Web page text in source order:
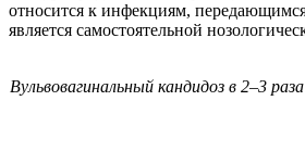
относится к инфекциям,
является самостоятельной
Вульвовагинальный кандидоз в 2–3